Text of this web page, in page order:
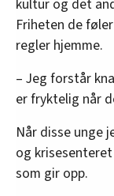
kultur og det
Friheten de
regler hjemme.
– Jeg forstår
er fryktelig når
Når disse unge
og
som gir opp.